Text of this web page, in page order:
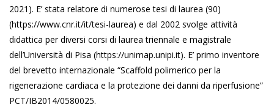
2021). E’ stata relatore di numerose tesi di laurea (90)
(https://www.cnr.it/it/tesi-laurea) e dal 2002 svolge attività
didattica per diversi corsi di laurea triennale e magistrale
dell’Università di Pisa (https://unimap.unipi.it). E’ primo inventore
del brevetto internazionale “Scaffold polimerico per la
rigenerazione cardiaca e la protezione dei danni da riperfusione”
PCT/IB2014/0580025.